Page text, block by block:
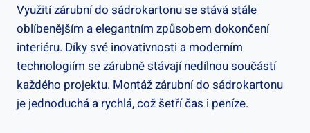
Využití zárubní do sádrokartonu se stává stále
oblíbenějším a elegantním způsobem dokončení
interiéru. Díky své inovativnosti a moderním
technologiím se zárubně stávají nedílnou součástí
každého projektu. Montáž zárubní do sádrokartonu
je jednoduchá a rychlá, což šetří čas i peníze.